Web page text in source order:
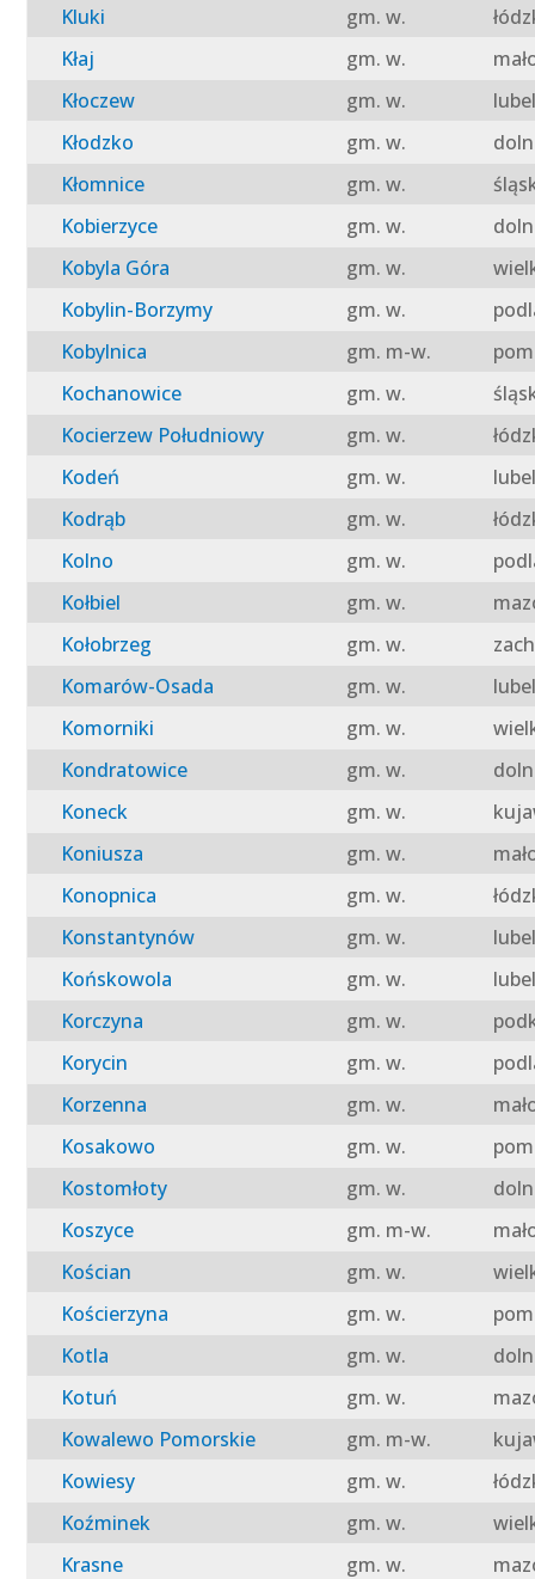
Kluki
gm. w.
Kłaj
gm. w.
Kłoczew
gm. w.
Kłodzko
gm. w.
Kłomnice
gm. w.
Kobierzyce
gm. w.
Kobyla Góra
gm. w.
Kobylin-Borzymy
gm. w.
Kobylnica
gm. m-w.
Kochanowice
gm. w.
Kocierzew Południowy
gm. w.
Kodeń
gm. w.
Kodrąb
gm. w.
Kolno
gm. w.
Kołbiel
gm. w.
Kołobrzeg
gm. w.
Komarów-Osada
gm. w.
Komorniki
gm. w.
Kondratowice
gm. w.
Koneck
gm. w.
Koniusza
gm. w.
Konopnica
gm. w.
Konstantynów
gm. w.
Końskowola
gm. w.
Korczyna
gm. w.
Korycin
gm. w.
Korzenna
gm. w.
Kosakowo
gm. w.
Kostomłoty
gm. w.
Koszyce
gm. m-w.
Kościan
gm. w.
Kościerzyna
gm. w.
Kotla
gm. w.
Kotuń
gm. w.
Kowalewo Pomorskie
gm. m-w.
Kowiesy
gm. w.
Koźminek
gm. w.
Krasne
gm. w.